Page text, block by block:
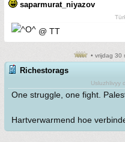
saparmurat_niyazov
@ TT
• vrijdag 30
Richestorags
Usluzhlivyy
One struggle, one fight.
Hartverwarmend hoe